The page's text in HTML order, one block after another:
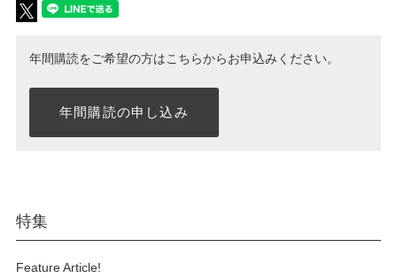
年間購読をご希望の方はこちらからお申込みください。
年間購読の申し込み
特集
Feature Article!